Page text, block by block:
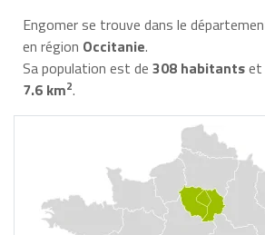
Engomer se trouve dans le
en région Occitanie.
Sa population est de 308 habitantset
7.6 km2.